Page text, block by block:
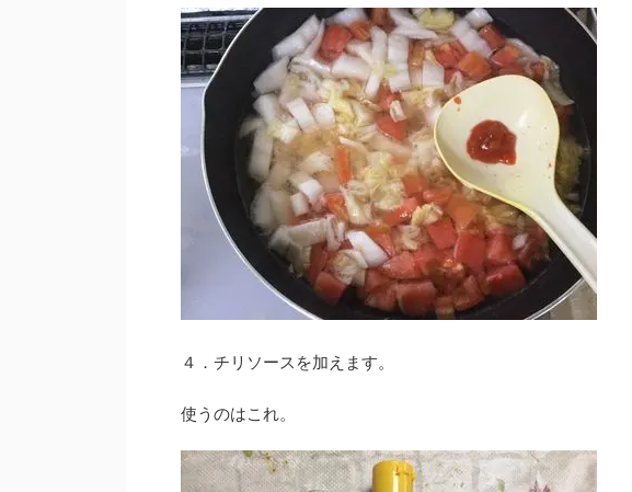
４．チリソースを加えます。
使うのはこれ。